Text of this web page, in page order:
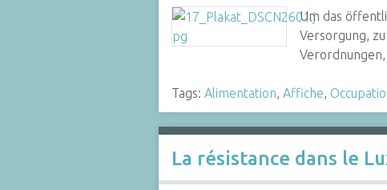
Um das
Versorgung,
Tags: Alimentation, Affiche,
La résistance dans le